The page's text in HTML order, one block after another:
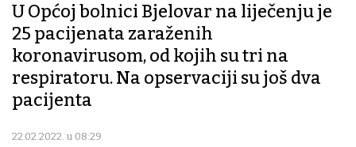
U Općoj bolnici Bjelovar na liječenju je
25 pacijenata zaraženih
koronavirusom, od kojih su tri na
respiratoru. Na opservaciji su još dva
pacijenta
22.02.2022. u 08:29